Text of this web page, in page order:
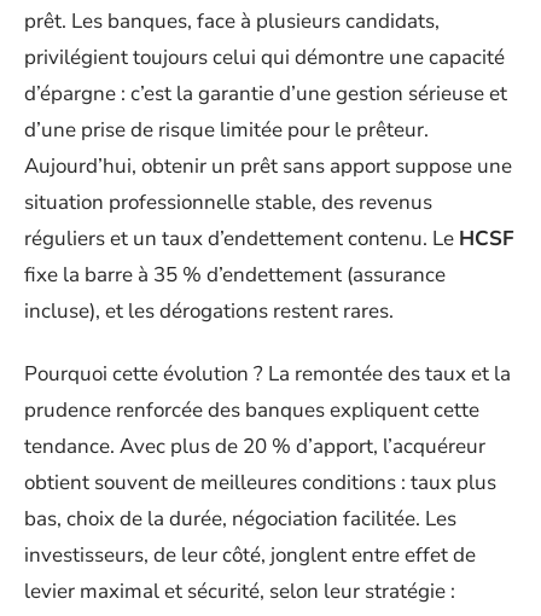
prêt. Les banques, face à plusieurs candidats,
privilégient toujours celui qui démontre une capacité
d’épargne : c’est la garantie d’une gestion sérieuse et
d’une prise de risque limitée pour le prêteur.
Aujourd’hui, obtenir un prêt sans apport suppose une
situation professionnelle stable, des revenus
réguliers et un taux d’endettement contenu. Le HCSF
fixe la barre à 35 % d’endettement (assurance
incluse), et les dérogations restent rares.
Pourquoi cette évolution ? La remontée des taux et la
prudence renforcée des banques expliquent cette
tendance. Avec plus de 20 % d’apport, l’acquéreur
obtient souvent de meilleures conditions : taux plus
bas, choix de la durée, négociation facilitée. Les
investisseurs, de leur côté, jonglent entre effet de
levier maximal et sécurité, selon leur stratégie :